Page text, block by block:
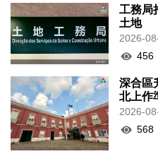
工務局
土地
2026-
456
深合區
北上作
2026-
568